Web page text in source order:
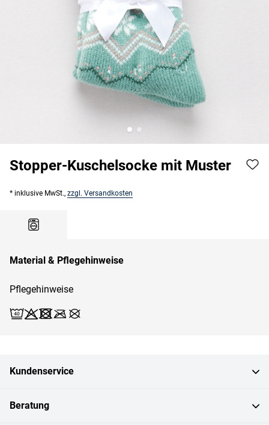
Stopper-Kuschelsocke mit Muster
* inklusive MwSt., zzgl. Versandkosten
Material & Pflegehinweise
Pflegehinweise
Kundenservice
Beratung